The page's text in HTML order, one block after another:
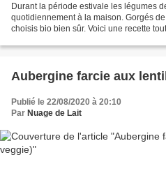
Durant la période estivale les légumes
quotidiennement à la maison. Gorgés
choisis bio bien sûr. Voici une recette
Aubergine farcie aux
Publié le 22/08/2020 à 20:10
Par Nuage de Lait